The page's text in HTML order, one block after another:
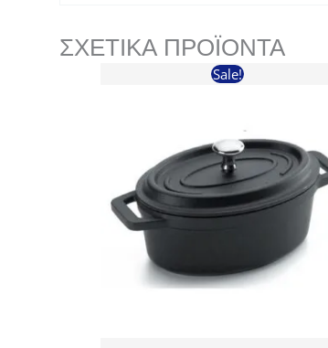
ΣΧΕΤΙΚΆ ΠΡΟΪΌΝΤΑ
Sale!